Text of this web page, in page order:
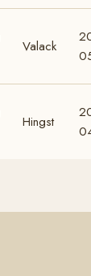
Valack
Hingst